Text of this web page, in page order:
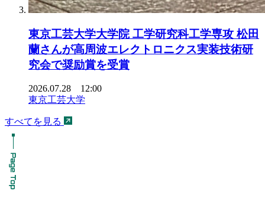
東京工芸大学大学院 工学研究科工学専攻 松田
蘭さんが高周波エレクトロニクス実装技術研
究会で奨励賞を受賞
2026.07.28 12:00
東京工芸大学
すべてを見る